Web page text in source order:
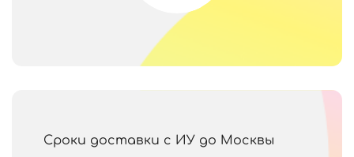
Сроки доставки с ИУ до Москвы